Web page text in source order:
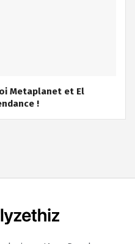
Metaplanet et El
!